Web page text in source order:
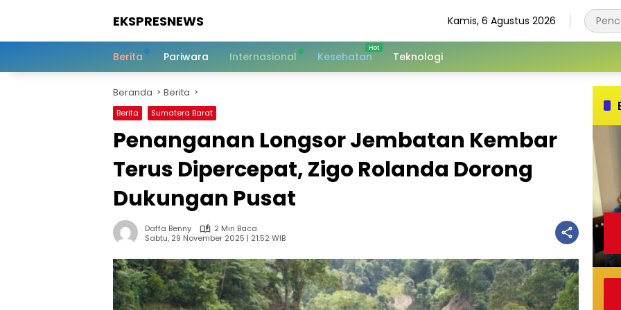
EKSPRESNEWS
Dalam
Kamis, 6 Agustus 2026
Berita Pariwara Internasional Kesehatan Teknologi
Beranda Berita
Berita Sumatera Barat
Penanganan Longsor Jembatan Kembar
Terus Dipercepat, Zigo Rolanda Dorong
Dukungan Pusat
Daffa Benny
2 Min Baca
Sabtu, 29 November 2025 | 21:52 WIB